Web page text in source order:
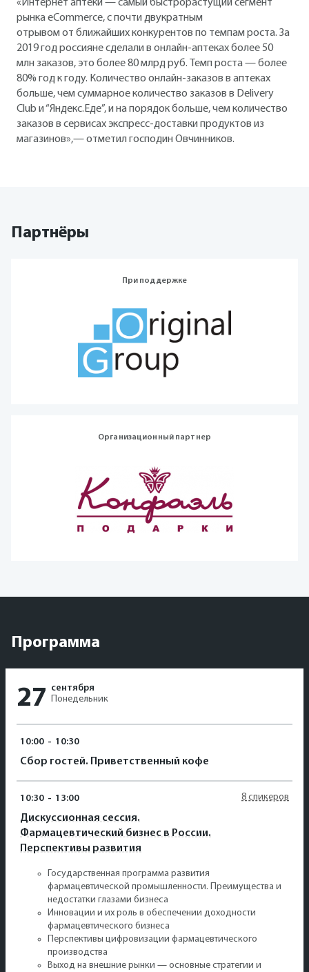
«Интернет аптеки — самый быстрорастущий сегмент
рынка eCommerce, с почти двукратным
отрывом от ближайших конкурентов по темпам роста. За
2019 год россияне сделали в онлайн-аптеках более 50
млн заказов, это более 80 млрд руб. Темп роста — более
80% год к году. Количество онлайн-заказов в аптеках
больше, чем суммарное количество заказов в Delivery
Club и “Яндекс.Еде”, и на порядок больше, чем количество
заказов в сервисах экспресс-доставки продуктов из
магазинов»,— отметил господин Овчинников.
Партнёры
При поддержке
Организационный партнер
Программа
27 сентября
Понедельник
10:00 - 10:30
Сбор гостей. Приветственный кофе
10:30 - 13:00
Дискуссионная сессия.
Фармацевтический бизнес в России.
Перспективы развития
8 спикеров
Государственная программа развития
фармацевтической промышленности. Преимущества и
недостатки глазами бизнеса
Инновации и их роль в обеспечении доходности
фармацевтического бизнеса
Перспективы цифровизации фармацевтического
производства
Выход на внешние рынки — основные стратегии и